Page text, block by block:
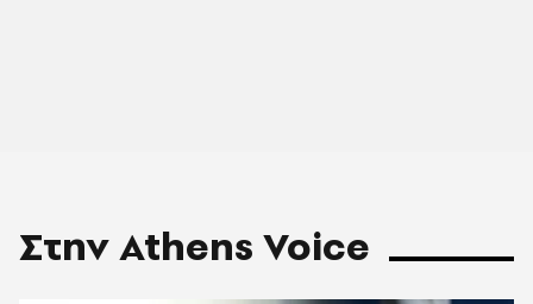
Στην Athens Voice